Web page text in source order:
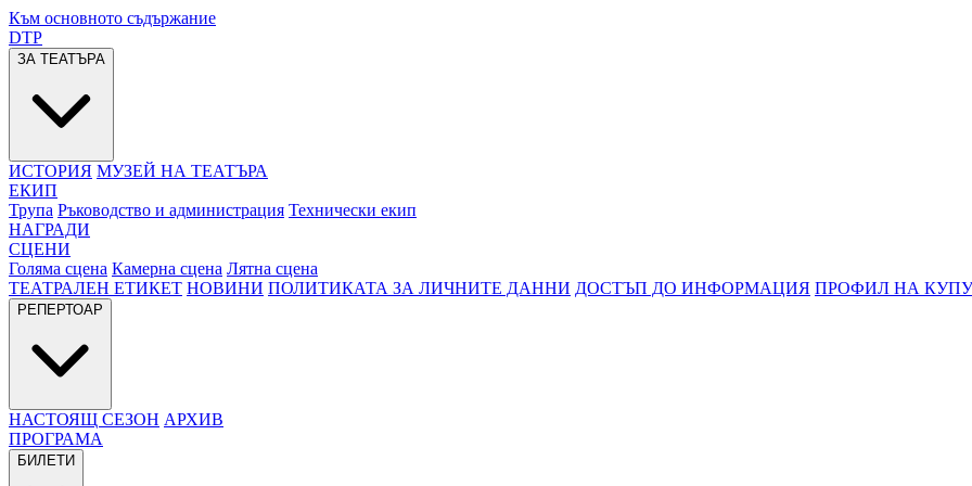
Към основното съдържание
DTP
ЗА ТЕАТЪРА
ИСТОРИЯ МУЗЕЙ НА ТЕАТЪРА
ЕКИП
Трупа Ръководство и администрация Технически екип
НАГРАДИ
СЦЕНИ
Голяма сцена Камерна сцена Лятна сцена
ТЕАТРАЛЕН ЕТИКЕТ НОВИНИ ПОЛИТИКАТА ЗА ЛИЧНИТЕ ДАННИ ДОСТЪП ДО ИНФОРМАЦИЯ ПРОФИЛ НА
РЕПЕРТОАР
НАСТОЯЩ СЕЗОН АРХИВ
ПРОГРАМА
БИЛЕТИ